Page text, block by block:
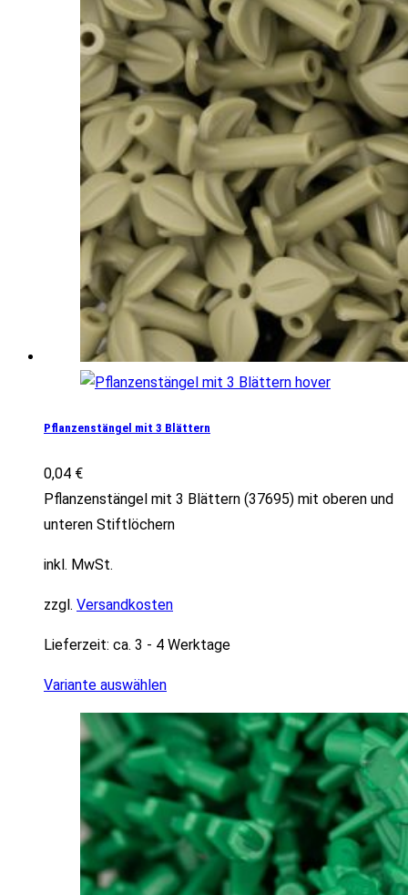
Pflanzenstängel mit 3 Blättern
0,04 €
Pflanzenstängel mit 3 Blättern (37695) mit oberen und
unteren Stiftlöchern
inkl. MwSt.
zzgl. Versandkosten
Lieferzeit: ca. 3 - 4 Werktage
Variante auswählen